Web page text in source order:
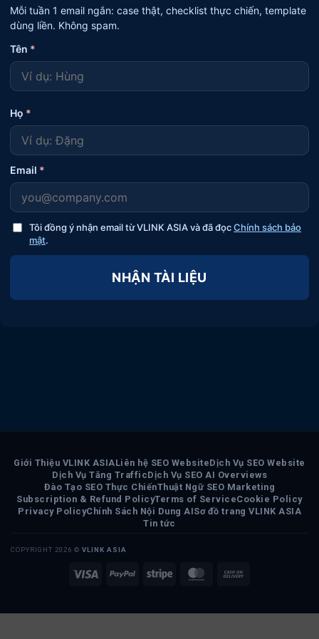
Mỗi tuần 1 email ngắn: case thật, checklist thực chiến, template
dùng liền. Không spam.
Tên *
Họ *
Email *
Tôi đồng ý nhận email từ VLINK ASIA và đã đọcChính sách bảo
mật.
NHẬN TÀI LIỆU
Visa PayPalStripe MasterCard
Giới Thiệu VLINK ASIALiên hệ SEO WebsiteDịch Vụ SEO Website
Dịch Vụ Tăng TrafficDịch Vụ SEO AI Overviews
Đào Tạo SEO Thực ChiếnThuật Ngữ SEO Marketing
Subscription & Refund PolicyTerms of ServiceCookie Policy
Privacy PolicyChính Sách Nội Dung AISơ đồ trang VLINK ASIA
Tin tức
COPYRIGHT 2026 © VLINK ASIA